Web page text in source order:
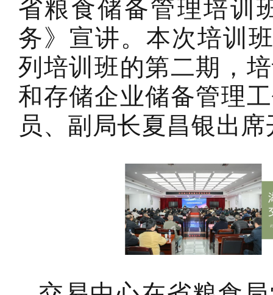
省粮食储备管理培训
务》宣讲。本次培训
列培训班的第二期，
和存储企业储备管理
员、副局长夏昌银出